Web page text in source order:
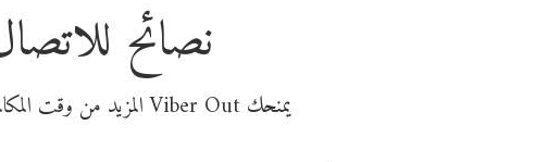
نصائح
يمنحك Viber Out المزيد من وقت المكالمة مقابل تكلفة أقل من المال. اختر من أحد خيارات الاتصال المرنة ذات السعر المنخفض: